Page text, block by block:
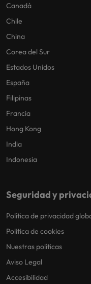
Canadá
Chile
China
Corea del Sur
Estados Unidos
España
Filipinas
Francia
Hong Kong
India
Indonesia
Seguridad y
Política de privacidad
Politica de cookies
Nuestras políticas
Aviso Legal
Accesibilidad